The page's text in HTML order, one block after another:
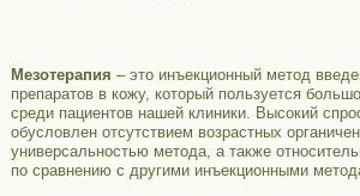
Мезотерапия – это инъекционный метод
препаратов в кожу, который пользуется
среди пациентов нашей клиники. Высокий
обусловлен отсутствием возрастных
универсальностью метода, а также
по сравнению с другими инъекционными